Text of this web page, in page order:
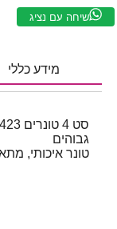
שיחה עם נציג
מידע כללי
גבוהים
טונר איכותי,